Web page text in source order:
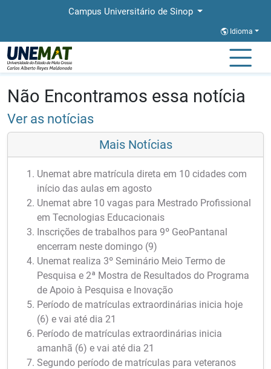
Campus Universitário de Sinop
Idioma
Página Inicial
Não Encontramos essa notícia
Ver as notícias
Mais Notícias
Unemat abre matrícula direta em 10 cidades com
início das aulas em agosto
Unemat abre 10 vagas para Mestrado Profissional
em Tecnologias Educacionais
Inscrições de trabalhos para 9º GeoPantanal
encerram neste domingo (9)
Unemat realiza 3º Seminário Meio Termo de
Pesquisa e 2ª Mostra de Resultados do Programa
de Apoio à Pesquisa e Inovação
Período de matrículas extraordinárias inicia hoje
(6) e vai até dia 21
Período de matrículas extraordinárias inicia
amanhã (6) e vai até dia 21
Segundo período de matrículas para veteranos